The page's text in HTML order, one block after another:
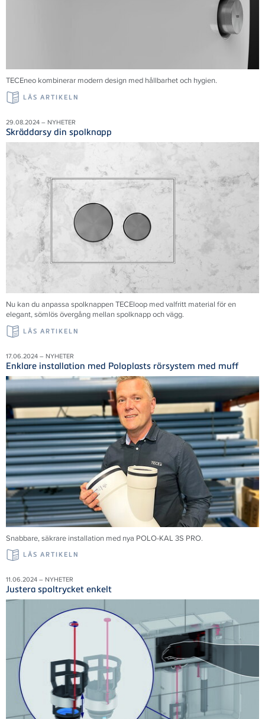
TECEneo kombinerar modern design med hållbarhet och hygien.
LÄS ARTIKELN
29.08.2024 – NYHETER
Skräddarsy din spolknapp
Nu kan du anpassa spolknappen TECEloop med valfritt material för en
elegant, sömlös övergång mellan spolknapp och vägg.
LÄS ARTIKELN
17.06.2024 – NYHETER
Enklare installation med Poloplasts rörsystem med muff
Snabbare, säkrare installation med nya POLO-KAL 3S PRO.
LÄS ARTIKELN
11.06.2024 – NYHETER
Justera spoltrycket enkelt